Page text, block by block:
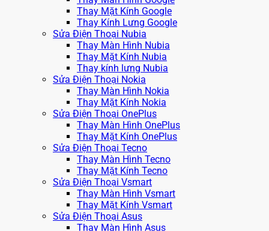
Thay Mặt Kính Google
Thay Kính Lưng Google
Sửa Điện Thoại Nubia
Thay Màn Hình Nubia
Thay Mặt Kính Nubia
Thay kính lưng Nubia
Sửa Điện Thoại Nokia
Thay Màn Hình Nokia
Thay Mặt Kính Nokia
Sửa Điện Thoại OnePlus
Thay Màn Hình OnePlus
Thay Mặt Kính OnePlus
Sửa Điện Thoại Tecno
Thay Màn Hình Tecno
Thay Mặt Kính Tecno
Sửa Điện Thoại Vsmart
Thay Màn Hình Vsmart
Thay Mặt Kính Vsmart
Sửa Điện Thoại Asus
Thay Màn Hình Asus